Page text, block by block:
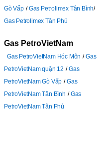
Gò Vấp
Gas Petrolimex Tân Bình
Gas Petrolimex Tân Phú
Gas PetroVietNam
Gas PetroVietNam Hóc Môn
Gas
PetroVietNam quận 12
Gas
PetroVietNam Gò Vấp
Gas
PetroVietNam Tân Bình
Gas
PetroVietNam Tân Phú